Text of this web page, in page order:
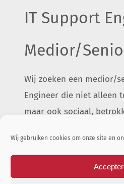
Wij gebruiken cookies om onze site en
IT Support
Medior/
Wij zoeken een medior/
Engineer die niet alleen
maar ook sociaal,
MEER INFO &